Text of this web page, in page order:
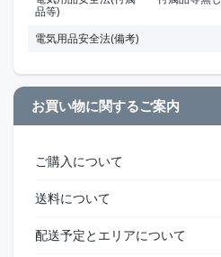
品等)
電気用品安全法(備考)
お買い物に関するご案内
ご購入について
送料について
配送予定とエリアについて